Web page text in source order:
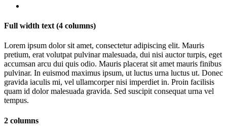
Full width text (4 columns)
Lorem ipsum dolor sit amet, consectetur adipiscing elit. Mauris
pretium, erat volutpat pulvinar malesuada, dui nisi auctor turpis, eget
accumsan arcu dui quis odio. Mauris placerat sit amet mauris finibus
pulvinar. In euismod maximus ipsum, ut luctus urna luctus ut. Donec
gravida iaculis mi, vel ullamcorper nisi imperdiet in. Proin facilisis
quam id dolor malesuada gravida. Sed suscipit consequat urna vel
tempus.
2 columns